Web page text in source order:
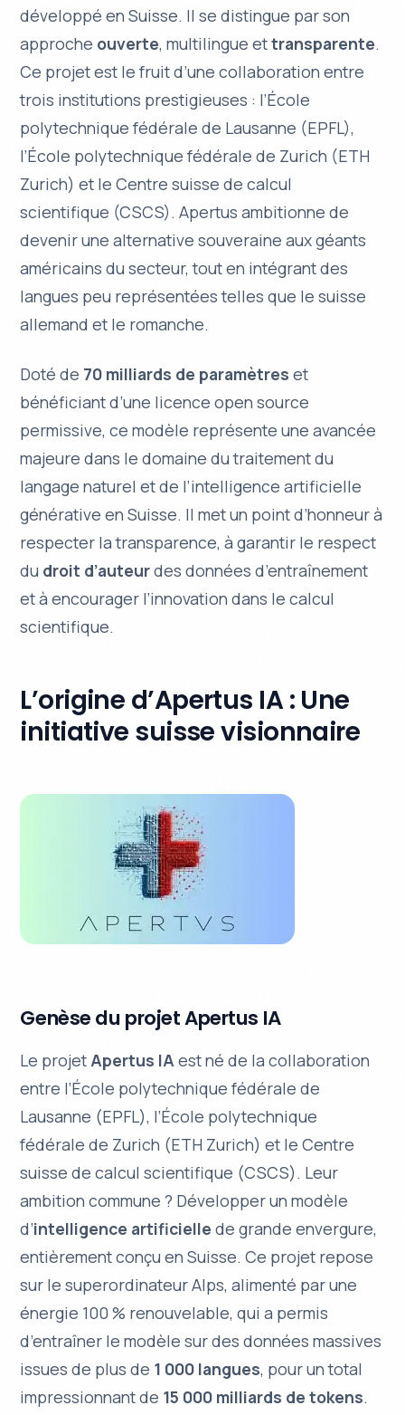
développé en Suisse. Il se distingue par son
approche ouverte,multilingue ettransparente.
Ce projet est le fruit d’une collaboration entre
trois institutions prestigieuses : l’École
polytechnique fédérale de Lausanne (EPFL),
l’École polytechnique fédérale de Zurich (ETH
Zurich) et le Centre suisse de calcul
scientifique (CSCS).Apertus ambitionne de
devenir une alternative souveraine aux géants
américains du secteur, tout en intégrant des
langues peu représentées telles que le suisse
allemand et le romanche.
Doté de 70 milliards de paramètres et
bénéficiant d’une licence open source
permissive, ce modèle représente une avancée
majeure dans le domaine du traitement du
langage naturel et de l’intelligence artificielle
générative en Suisse. Il met un point d’honneur à
respecter la transparence, à garantir le respect
du droit d’auteurdes données d’entraînement
et à encourager l’innovation dans le calcul
scientifique.
L’origine d’Apertus IA : Une
initiative suisse visionnaire
Genèse du projet Apertus IA
Le projet Apertus IA est né de la collaboration
entre l’École polytechnique fédérale de
Lausanne (EPFL), l’École polytechnique
fédérale de Zurich (ETH Zurich) et le Centre
suisse de calcul scientifique (CSCS). Leur
ambition commune ? Développer un modèle
d’intelligence artificielle de grande envergure,
entièrement conçu en Suisse. Ce projet repose
sur le superordinateurAlps, alimenté par une
énergie 100 % renouvelable, qui a permis
d’entraîner le modèle sur des données massives
issues de plus de 1 000 langues, pour un total
impressionnant de 15 000 milliards de tokens.